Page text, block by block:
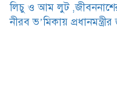
লিচু ও আম লুট
নীরব ভ’মিকায়